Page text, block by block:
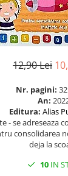
12,90 Lei
Nr. pagini:
An:
Editura: Alias
- se adreseaza
consolidarea
deja la
10IN